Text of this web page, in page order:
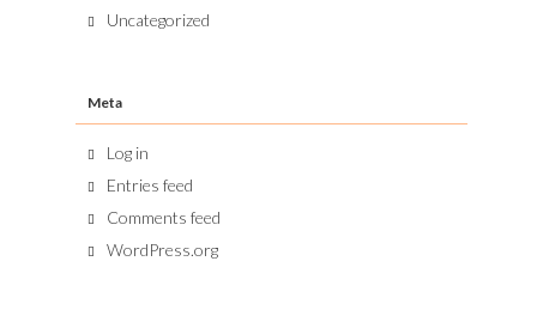
Uncategorized
Meta
Log in
Entries feed
Comments feed
WordPress.org